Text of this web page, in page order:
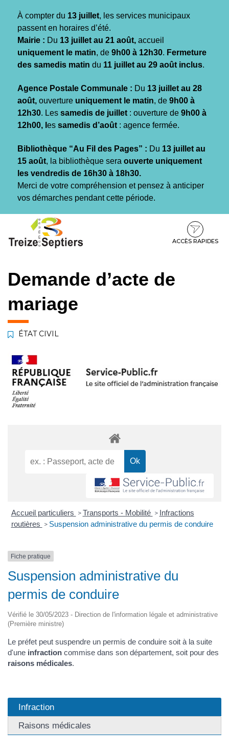
À compter du 13 juillet, les services municipaux
passent en horaires d’été.
Mairie : Du 13 juillet au 21 août, accueil
uniquement le matin, de 9h00 à 12h30. Fermeture
des samedis matin du 11 juillet au 29 août inclus.
Agence Postale Communale : Du 13 juillet au 28
août, ouverture uniquement le matin, de 9h00 à
12h30. Les samedis de juillet : ouverture de 9h00 à
12h00, l es samedis d’août : agence fermée.
Bibliothèque “Au Fil des Pages” : Du 13 juillet au
15 août, la bibliothèque sera ouverte uniquement
les vendredis de 16h30 à 18h30.
Merci de votre compréhension et pensez à anticiper
vos démarches pendant cette période.
contenu
pied
ACCÈS RAPIDES
Demande d’acte de
mariage
ÉTAT CIVIL
Accueil particuliers > Transports - Mobilité > Infractions
routières > Suspension administrative du permis de conduire
Fiche pratique
Suspension administrative du
permis de conduire
Vérifié le 30/05/2023 - Direction de l'information légale et administrative
(Première ministre)
Le préfet peut suspendre un permis de conduire soit à la suite
d'une infraction commise dans son département, soit pour des
raisons médicales.
Infraction
Raisons médicales